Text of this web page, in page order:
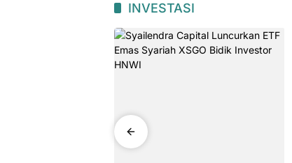
INVESTASI